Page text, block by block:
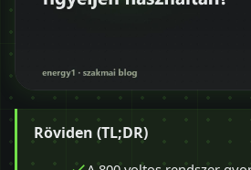
Röviden (TL;DR)